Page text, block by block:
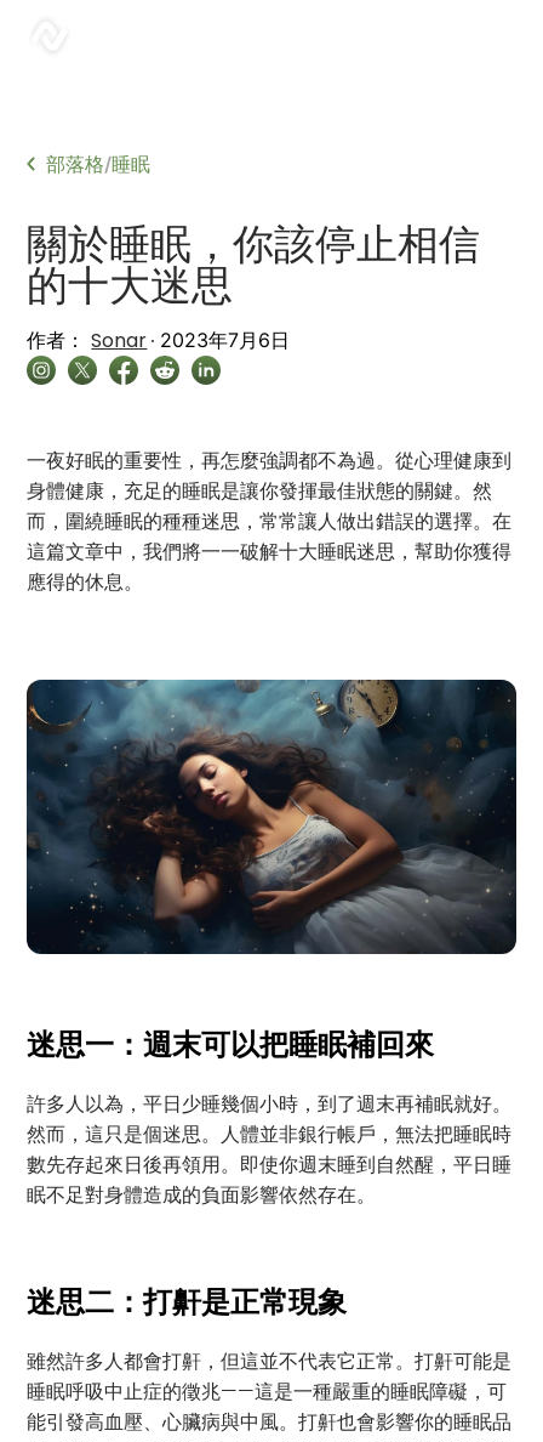
部落格/睡眠
關於睡眠，你該停止相信
的十大迷思
作者： Sonar 2023年7月6日
一夜好眠的重要性，再怎麼強調都不為過。從心理健康到
身體健康，充足的睡眠是讓你發揮最佳狀態的關鍵。然
而，圍繞睡眠的種種迷思，常常讓人做出錯誤的選擇。在
這篇文章中，我們將一一破解十大睡眠迷思，幫助你獲得
應得的休息。
迷思一：週末可以把睡眠補回來
許多人以為，平日少睡幾個小時，到了週末再補眠就好。
然而，這只是個迷思。人體並非銀行帳戶，無法把睡眠時
數先存起來日後再領用。即使你週末睡到自然醒，平日睡
眠不足對身體造成的負面影響依然存在。
迷思二：打鼾是正常現象
雖然許多人都會打鼾，但這並不代表它正常。打鼾可能是
睡眠呼吸中止症的徵兆——這是一種嚴重的睡眠障礙，可
能引發高血壓、心臟病與中風。打鼾也會影響你的睡眠品